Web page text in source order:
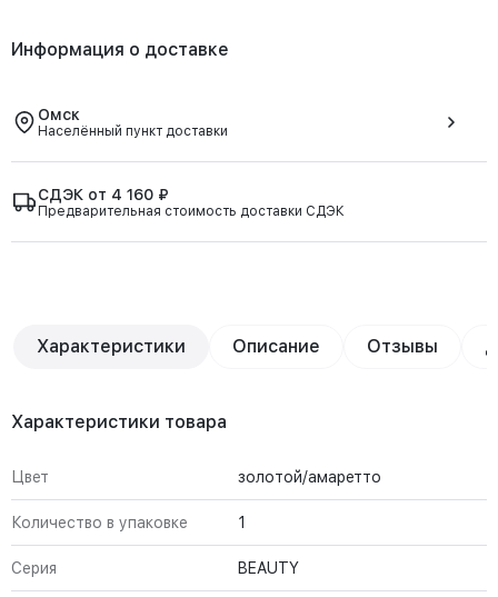
Информация о доставке
Омск
Населённый пункт доставки
СДЭК от 4 160 ₽
Предварительная стоимость доставки СДЭК
Характеристики Описание Отзывы
Характеристики товара
Цвет золотой/амаретто
Количество в упаковке 1
Серия BEAUTY